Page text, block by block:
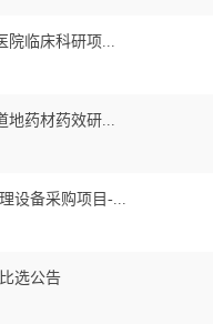
院临床科研项...
地药材药效研...
设备采购项目-...
选公告